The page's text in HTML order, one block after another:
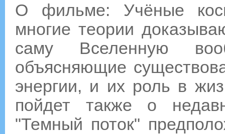
О фильме: Учёные
многие теории
саму Вселенную
объясняющие
энергии, и их роль в
пойдет также о
"Темный поток"